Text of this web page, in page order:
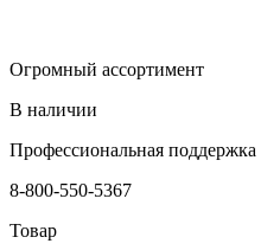
Огромный ассортимент
В наличии
Профессиональная поддержка
8-800-550-5367
Товар